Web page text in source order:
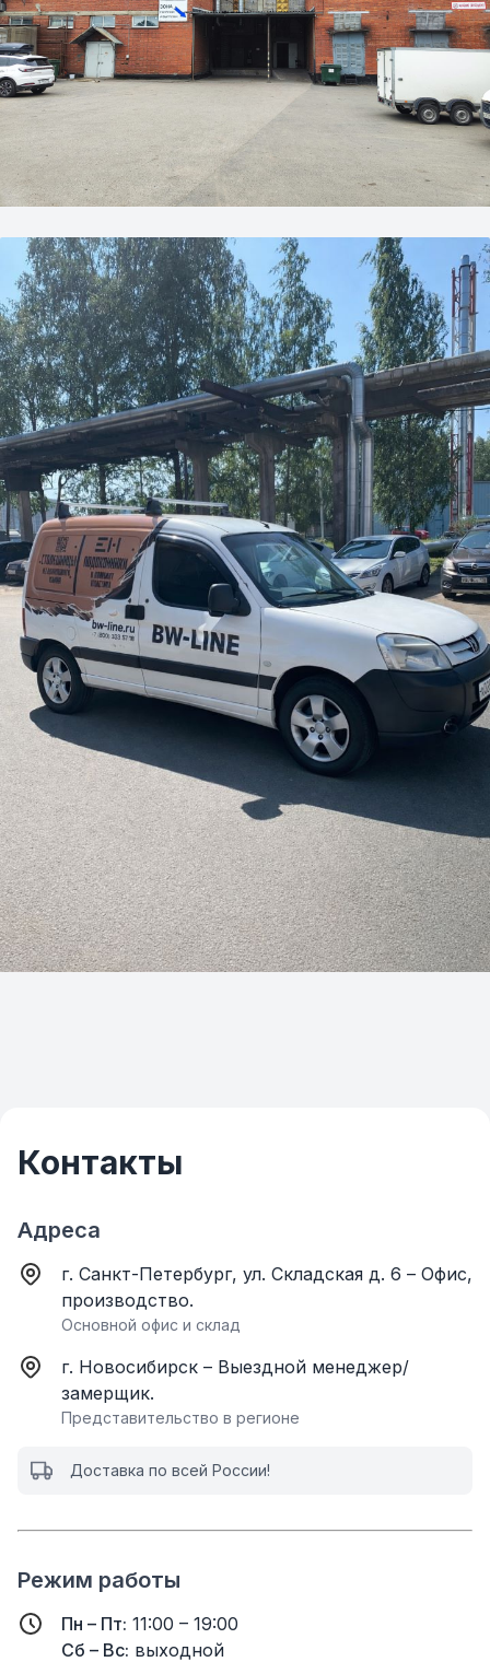
Контакты
Адреса
г. Санкт-Петербург, ул. Складская д. 6 – Офис,
производство.
Основной офис и склад
г. Новосибирск – Выездной менеджер/
замерщик.
Представительство в регионе
Доставка по всей России!
Режим работы
Пн – Пт: 11:00 – 19:00
Сб – Вс: выходной